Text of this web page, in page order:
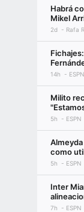
Habrá
Mikel
2d Rafa
14h ESPN
Milito
5h ESPN
como
5h ESPN
Inter
7h ESPN